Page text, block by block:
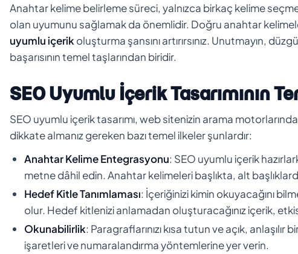
Anahtar kelime belirleme süreci, yalnızca birkaç kelime
olan uyumunu sağlamak da önemlidir. Doğru anahtar
uyumlu içerik oluşturma şansını artırırsınız. Unutmayın,
başarısının temel taşlarından biridir.
SEO Uyumlu İçerik Tasarımının
SEO uyumlu içerik tasarımı, web sitenizin arama
dikkate almanız gereken bazı temel ilkeler şunlardır:
Anahtar Kelime Entegrasyonu: SEO uyumlu içerik
metne dâhil edin. Anahtar kelimeleri başlıkta, alt
Hedef Kitle Tanımlaması: İçeriğinizi kimin okuyacağını
olur. Hedef kitlenizi anlamadan oluşturacağınız içerik,
Okunabilirlik: Paragraflarınızı kısa tutun ve açık,
işaretleri ve numaralandırma yöntemlerine yer verin.